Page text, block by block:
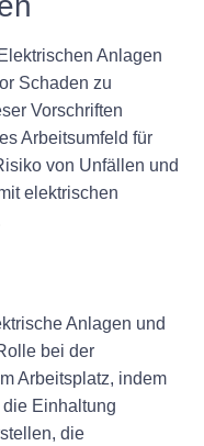
Anlagen
Schaden zu
Vorschriften
Arbeitsumfeld für
von Unfällen und
elektrischen
Anlagen und
bei der
Arbeitsplatz, indem
Einhaltung
die